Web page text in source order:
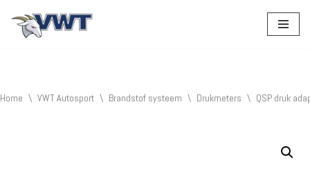
Home \ VWT Autosport \ Brandstof systeem \ Drukmeters \ QSP druk